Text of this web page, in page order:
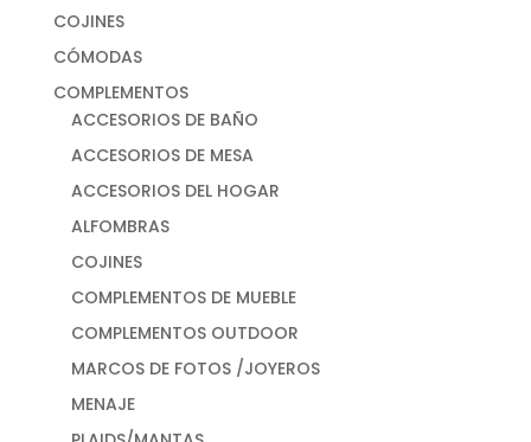
COJINES
CÓMODAS
COMPLEMENTOS
ACCESORIOS DE BAÑO
ACCESORIOS DE MESA
ACCESORIOS DEL HOGAR
ALFOMBRAS
COJINES
COMPLEMENTOS DE MUEBLE
COMPLEMENTOS OUTDOOR
MARCOS DE FOTOS /JOYEROS
MENAJE